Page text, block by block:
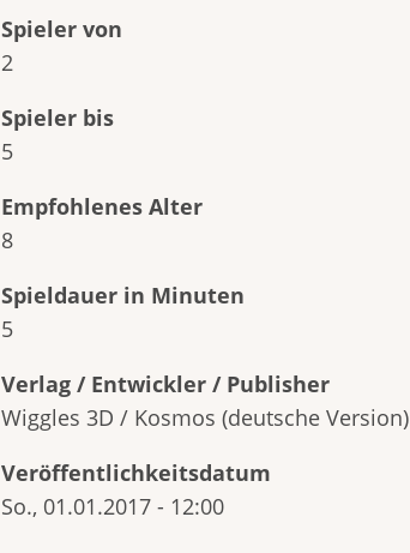
Spieler von
2
Spieler bis
5
Empfohlenes Alter
8
Spieldauer in Minuten
5
Verlag / Entwickler / Publisher
Wiggles 3D / Kosmos (deutsche Version)
Veröffentlichkeitsdatum
So., 01.01.2017 - 12:00